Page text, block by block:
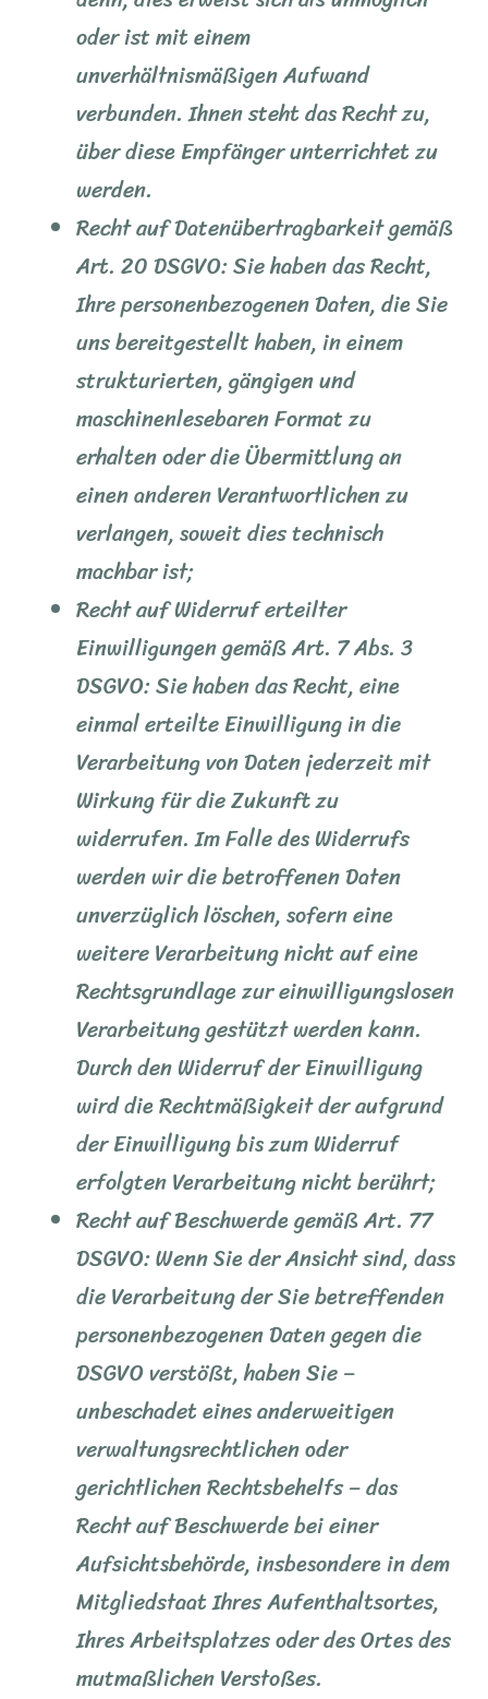
oder ist mit einem
unverhältnismäßigen Aufwand
verbunden. Ihnen steht das Recht zu,
über diese Empfänger unterrichtet zu
werden.
Recht auf Datenübertragbarkeit gemäß
Art. 20 DSGVO: Sie haben das Recht,
Ihre personenbezogenen Daten, die Sie
uns bereitgestellt haben, in einem
strukturierten, gängigen und
maschinenlesebaren Format zu
erhalten oder die Übermittlung an
einen anderen Verantwortlichen zu
verlangen, soweit dies technisch
machbar ist;
Recht auf Widerruf erteilter
Einwilligungen gemäß Art. 7 Abs. 3
DSGVO: Sie haben das Recht, eine
einmal erteilte Einwilligung in die
Verarbeitung von Daten jederzeit mit
Wirkung für die Zukunft zu
widerrufen. Im Falle des Widerrufs
werden wir die betroffenen Daten
unverzüglich löschen, sofern eine
weitere Verarbeitung nicht auf eine
Rechtsgrundlage zur einwilligungslosen
Verarbeitung gestützt werden kann.
Durch den Widerruf der Einwilligung
wird die Rechtmäßigkeit der aufgrund
der Einwilligung bis zum Widerruf
erfolgten Verarbeitung nicht berührt;
Recht auf Beschwerde gemäß Art. 77
DSGVO: Wenn Sie der Ansicht sind, dass
die Verarbeitung der Sie betreffenden
personenbezogenen Daten gegen die
DSGVO verstößt, haben Sie –
unbeschadet eines anderweitigen
verwaltungsrechtlichen oder
gerichtlichen Rechtsbehelfs – das
Recht auf Beschwerde bei einer
Aufsichtsbehörde, insbesondere in dem
Mitgliedstaat Ihres Aufenthaltsortes,
Ihres Arbeitsplatzes oder des Ortes des
mutmaßlichen Verstoßes.